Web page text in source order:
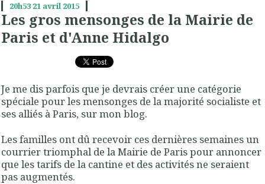
20h53 21 avril 2015
Les gros mensonges de la Mairie de
Paris et d'Anne Hidalgo
Je me dis parfois que je devrais créer une catégorie
spéciale pour les mensonges de la majorité socialiste et
ses alliés à Paris, sur mon blog.
Les familles ont dû recevoir ces dernières semaines un
courrier triomphal de la Mairie de Paris pour annoncer
que les tarifs de la cantine et des activités ne seraient
pas augmentés.